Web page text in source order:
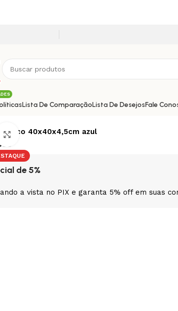
Lista De ComparaçãoLista De DesejosFale
40x40x4,5cm azul
Clique para ampliar
de 5%
a vista no PIX e garanta 5% off em suas